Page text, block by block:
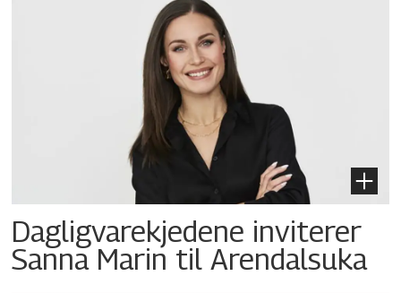
Dagligvarekjedene inviterer
Sanna Marin til Arendalsuka